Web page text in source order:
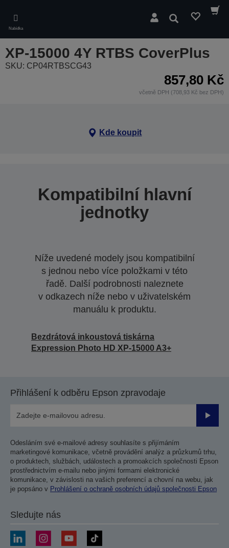
main
content
Nabídka
Hledat
XP-15000 4Y RTBS CoverPlus
SKU: CP04RTBSCG43
857,80 Kč
včetně DPH (708,93 Kč bez DPH)
Kde koupit
Kompatibilní hlavní
jednotky
Níže uvedené modely jsou kompatibilní
s jednou nebo více položkami v této
řadě. Další podrobnosti naleznete
v odkazech níže nebo v uživatelském
manuálu k produktu.
Bezdrátová inkoustová tiskárna
Expression Photo HD XP-15000 A3+
Přihlášení k odběru Epson zpravodaje
Odesláním své e-mailové adresy souhlasíte s přijímáním
marketingové komunikace, včetně provádění analýz a průzkumů trhu,
o produktech, službách, událostech a promoakcích společnosti Epson
prostřednictvím e-mailu nebo jinými formami elektronické
komunikace, v závislosti na vašich preferencí a chovní na webu, jak
je popsáno v Prohlášení o ochraně osobních údajů společnosti Epson
Sledujte nás